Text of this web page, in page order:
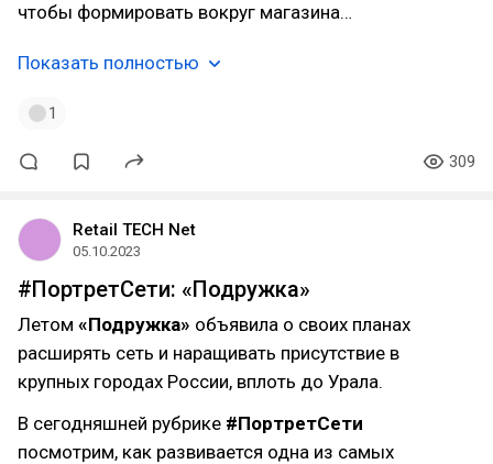
чтобы формировать вокруг магазина…
Показать полностью
1
309
Retail TECH Net
05.10.2023
#ПортретСети: «Подружка»
Летом «Подружка» объявила о своих планах
расширять сеть и наращивать присутствие в
крупных городах России, вплоть до Урала.
В сегодняшней рубрике #ПортретСети
посмотрим, как развивается одна из самых